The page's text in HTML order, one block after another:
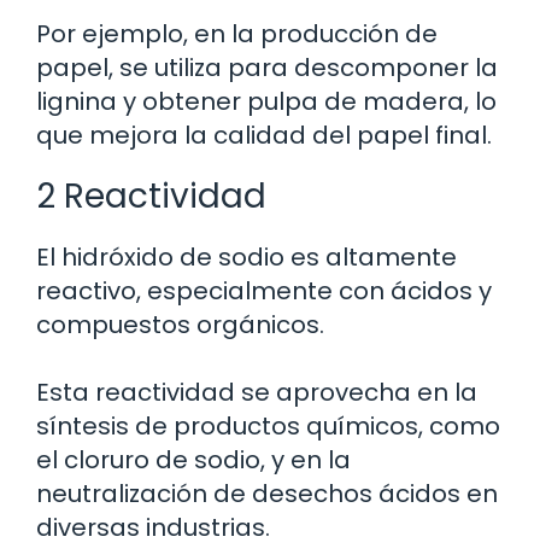
Por ejemplo, en la producción de
papel, se utiliza para descomponer la
lignina y obtener pulpa de madera, lo
que mejora la calidad del papel final.
2 Reactividad
El hidróxido de sodio es altamente
reactivo, especialmente con ácidos y
compuestos orgánicos.
Esta reactividad se aprovecha en la
síntesis de productos químicos, como
el cloruro de sodio, y en la
neutralización de desechos ácidos en
diversas industrias.